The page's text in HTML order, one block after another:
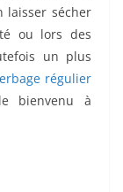
laisser sécher
ou lors des
un plus
régulier
bienvenu à